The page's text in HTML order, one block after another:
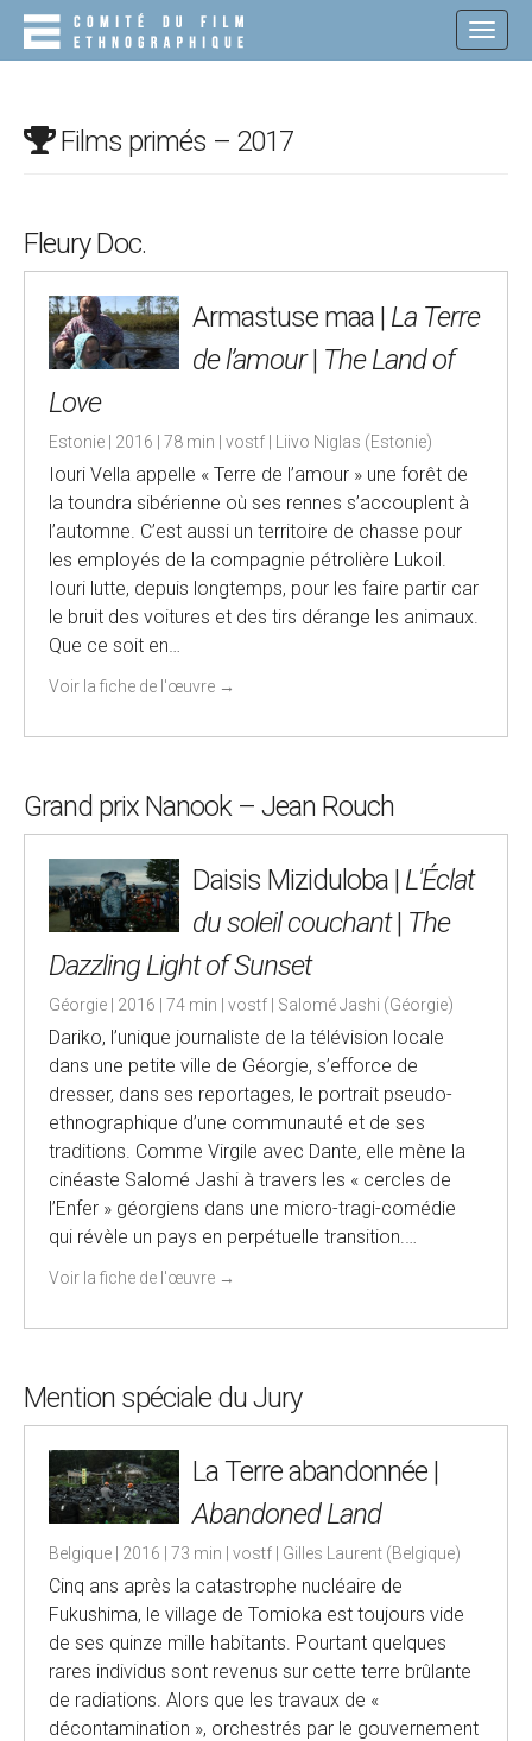
Films primés – 2017
Fleury Doc.
Armastuse maa | La Terre
de l’amour| The Land of
Love
Estonie | 2016 | 78 min | vostf | Liivo Niglas (Estonie)
Iouri Vella appelle « Terre de l’amour » une forêt de
la toundra sibérienne où ses rennes s’accouplent à
l’automne. C’est aussi un territoire de chasse pour
les employés de la compagnie pétrolière Lukoil.
Iouri lutte, depuis longtemps, pour les faire partir car
le bruit des voitures et des tirs dérange les animaux.
Que ce soit en…
Voir la fiche de l'œuvre →
Grand prix Nanook – Jean Rouch
Daisis Miziduloba | L'Éclat
du soleil couchant| The
Dazzling Light of Sunset
Géorgie | 2016 | 74 min | vostf | Salomé Jashi (Géorgie)
Dariko, l’unique journaliste de la télévision locale
dans une petite ville de Géorgie, s’efforce de
dresser, dans ses reportages, le portrait pseudo-
ethnographique d’une communauté et de ses
traditions. Comme Virgile avec Dante, elle mène la
cinéaste Salomé Jashi à travers les « cercles de
l’Enfer » géorgiens dans une micro-tragi-comédie
qui révèle un pays en perpétuelle transition.…
Voir la fiche de l'œuvre →
Mention spéciale du Jury
La Terre abandonnée |
Abandoned Land
Belgique | 2016 | 73 min | vostf | Gilles Laurent (Belgique)
Cinq ans après la catastrophe nucléaire de
Fukushima, le village de Tomioka est toujours vide
de ses quinze mille habitants. Pourtant quelques
rares individus sont revenus sur cette terre brûlante
de radiations. Alors que les travaux de «
décontamination », orchestrés par le gouvernement